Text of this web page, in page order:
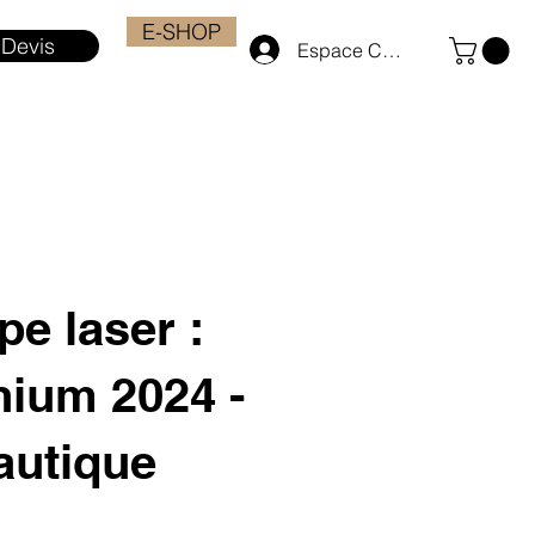
E-SHOP
Espace Client
laser :
2024 -